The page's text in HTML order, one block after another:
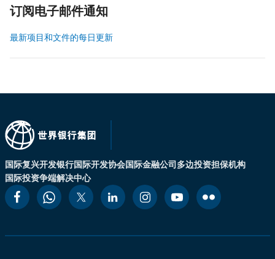
订阅电子邮件通知
最新项目和文件的每日更新
国际复兴开发银行国际开发协会国际金融公司多边投资担保机构
国际投资争端解决中心